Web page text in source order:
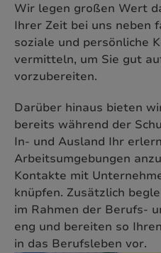
Wir legen großen Wert
Ihrer Zeit bei uns neben
soziale und persönliche
vermitteln, um Sie gut
vorzubereiten.
Darüber hinaus bieten
bereits während der
In- und Ausland Ihr
Arbeitsumgebungen
Kontakte mit
knüpfen. Zusätzlich
im Rahmen der Berufs-
eng und bereiten so
in das Berufsleben vor.